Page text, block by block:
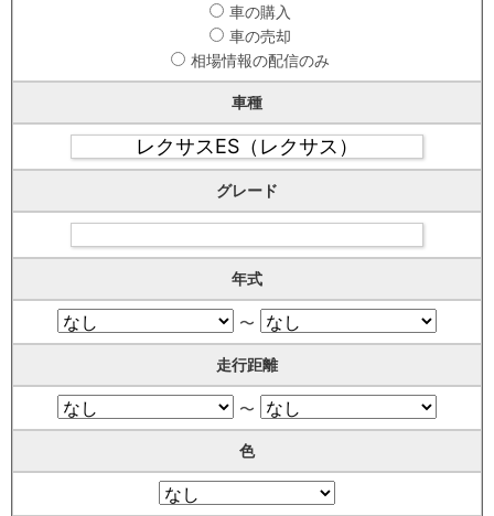
車の購入
車の売却
相場情報の配信のみ
車種
グレード
年式
〜
走行距離
〜
色